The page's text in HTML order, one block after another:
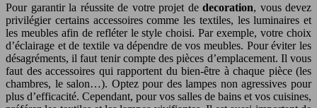
Pour garantir la réussite de votre projet de decoration, vous devez
privilégier certains accessoires comme les textiles, les luminaires et
les meubles afin de refléter le style choisi. Par exemple, votre choix
d’éclairage et de textile va dépendre de vos meubles. Pour éviter les
désagréments, il faut tenir compte des pièces d’emplacement. Il vous
faut des accessoires qui rapportent du bien-être à chaque pièce (les
chambres, le salon…). Optez pour des lampes non agressives pour
plus d’efficacité. Cependant, pour vos salles de bains et vos cuisines,